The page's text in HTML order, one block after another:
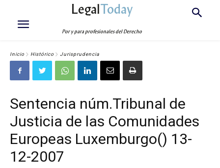
LegalToday
Por y para profesionales del Derecho
Inicio Histórico Jurisprudencia
Sentencia núm.Tribunal de
Justicia de las Comunidades
Europeas Luxemburgo() 13-
12-2007